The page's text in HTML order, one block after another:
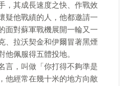
，其成長速度之快、作戰效
疑他戰績的人，他都邀請一
面對蘇軍戰機展開一輪又一
、拉沃契金和伊爾冒著黑煙
他佩服得五體投地。
言，叫做「你打得不夠準是
他經常在幾十米的地方向敵